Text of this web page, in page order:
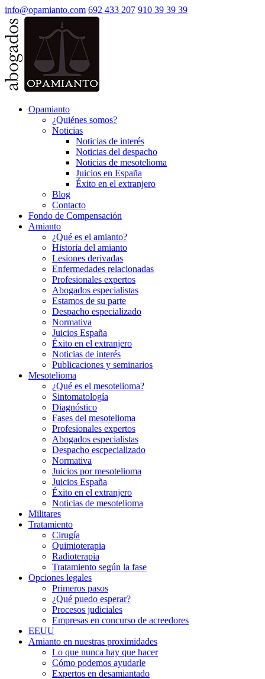
info@opamianto.com 692 433 207 910 39 39 39
Opamianto
¿Quiénes somos?
Noticias
Noticias de interés
Noticias del despacho
Noticias de mesotelioma
Juicios en España
Éxito en el extranjero
Blog
Contacto
Fondo de Compensación
Amianto
¿Qué es el amianto?
Historia del amianto
Lesiones derivadas
Enfermedades relacionadas
Profesionales expertos
Abogados especialistas
Estamos de su parte
Despacho especializado
Normativa
Juicios España
Éxito en el extranjero
Noticias de interés
Publicaciones y seminarios
Mesotelioma
¿Qué es el mesotelioma?
Sintomatología
Diagnóstico
Fases del mesotelioma
Profesionales expertos
Abogados especialistas
Despacho escpecializado
Normativa
Juicios por mesotelioma
Juicios España
Éxito en el extranjero
Noticias de mesotelioma
Militares
Tratamiento
Cirugía
Quimioterapia
Radioterapia
Tratamiento según la fase
Opciones legales
Primeros pasos
¿Qué puedo esperar?
Procesos judiciales
Empresas en concurso de acreedores
EEUU
Amianto en nuestras proximidades
Lo que nunca hay que hacer
Cómo podemos ayudarle
Expertos en desamiantado